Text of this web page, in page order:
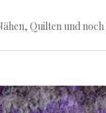
Quilten und noch